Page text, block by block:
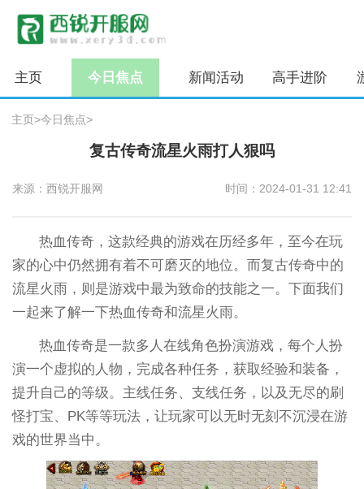
主页 今日焦点 新闻活动 高手进阶
主页>今日焦点>
复古传奇流星火雨打人狠吗
来源：西锐开服网 时间：2024-01-31 12:41
热血传奇，这款经典的游戏在历经多年，至今在玩
家的心中仍然拥有着不可磨灭的地位。而复古传奇中的
流星火雨，则是游戏中最为致命的技能之一。下面我们
一起来了解一下热血传奇和流星火雨。
热血传奇是一款多人在线角色扮演游戏，每个人扮
演一个虚拟的人物，完成各种任务，获取经验和装备，
提升自己的等级。主线任务、支线任务，以及无尽的刷
怪打宝、PK等等玩法，让玩家可以无时无刻不沉浸在游
戏的世界当中。